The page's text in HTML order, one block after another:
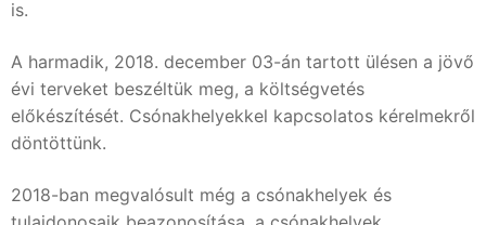
is.
A harmadik, 2018. december 03-án tartott ülésen a jövő
évi terveket beszéltük meg, a költségvetés
előkészítését. Csónakhelyekkel kapcsolatos kérelmekről
döntöttünk.
2018-ban megvalósult még a csónakhelyek és